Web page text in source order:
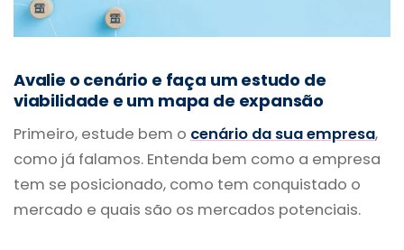
Avalie o cenário e faça um estudo de
viabilidade e um mapa de expansão
Primeiro, estude bem o cenário da sua empresa,
como já falamos. Entenda bem como a empresa
tem se posicionado, como tem conquistado o
mercado e quais são os mercados potenciais.